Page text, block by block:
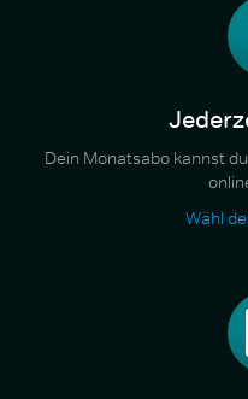
Dein Monatsabo kannst
Wähl